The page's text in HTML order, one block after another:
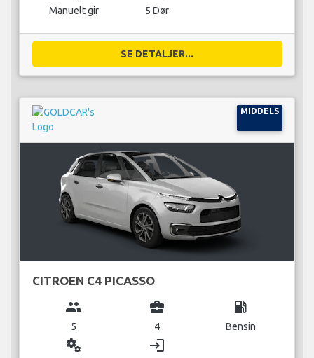
Manuelt gir 5 Dør
SE DETALJER...
MIDDELS
CITROEN C4 PICASSO
group
5
business_center
4
local_gas_station
Bensin
miscellaneous_services login